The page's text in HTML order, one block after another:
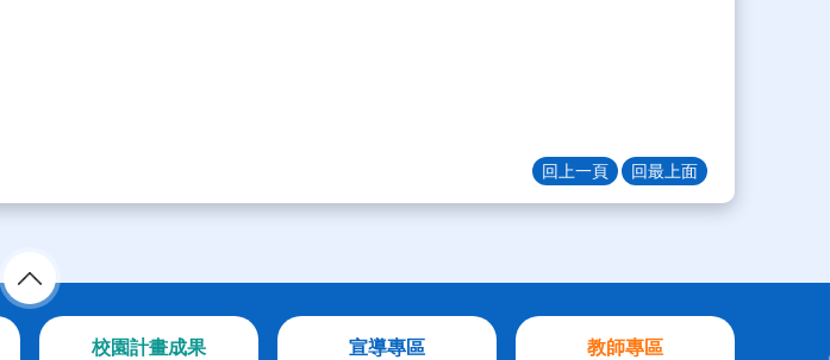
回上一頁 回最上面
校園計畫成果 宣導專區 教師專區